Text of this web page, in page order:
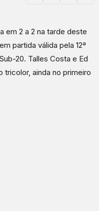
em 2 a 2 na tarde deste
partida válida pela 12ª
20. Talles Costa e Ed
tricolor, ainda no primeiro